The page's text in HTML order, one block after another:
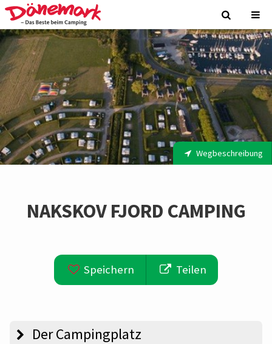
Wegbeschreibung
NAKSKOV FJORD CAMPING
Speichern Teilen
Der Campingplatz